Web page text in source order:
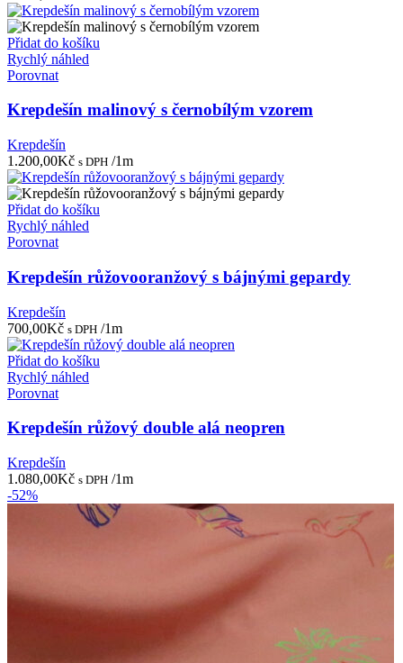
Přidat do košíku
Rychlý náhled
Porovnat
Krepdešín malinový s černobílým vzorem
Krepdešín
1.200,00Kč s DPH /1m
Přidat do košíku
Rychlý náhled
Porovnat
Krepdešín růžovooranžový s bájnými gepardy
Krepdešín
700,00Kč s DPH /1m
Přidat do košíku
Rychlý náhled
Porovnat
Krepdešín růžový double alá neopren
Krepdešín
1.080,00Kč s DPH /1m
-52%